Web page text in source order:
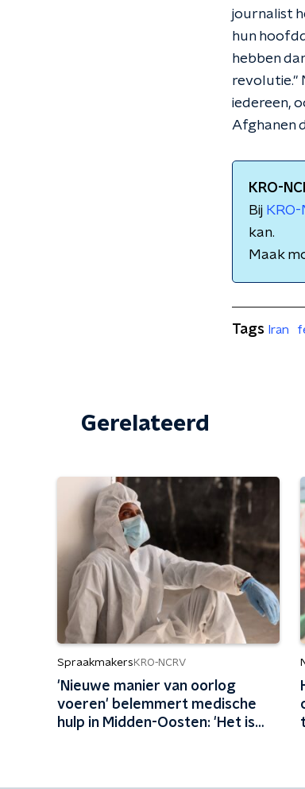
journalist
hun
hebben
revolutie."
iedereen,
Afghanen
KRO-
Bij KRO-
kan.
Maak
Tags Iran
Gerelateerd
Spraakmakers KRO-NCRV
'Nieuwe manier van oorlog
voeren' belemmert medische
hulp in Midden-Oosten: 'Het is